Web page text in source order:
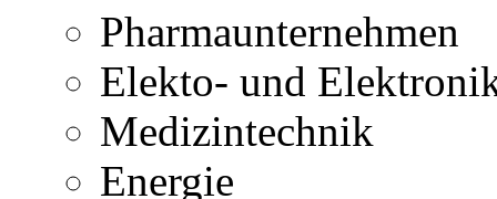
Pharmaunternehmen
Elekto- und
Medizintechnik
Energie